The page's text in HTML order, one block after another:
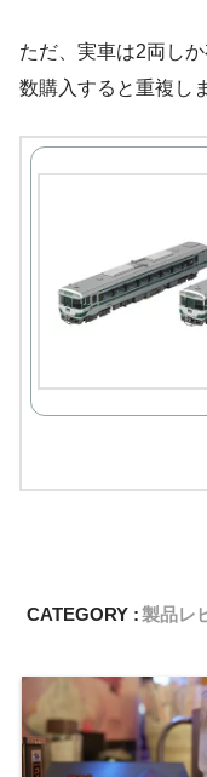
ただ、実車は2両し
数購入すると重複し
CATEGORY :製品レ